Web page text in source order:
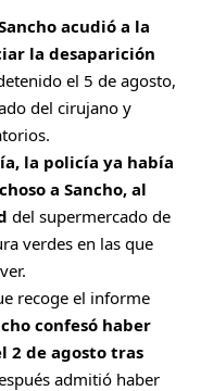
acudió a la
la desaparición
el 5 de agosto,
del cirujano y
la policía ya había
a Sancho, al
del supermercado de
verdes en las que
recoge el informe
confesó haber
2 de agosto tras
admitió haber